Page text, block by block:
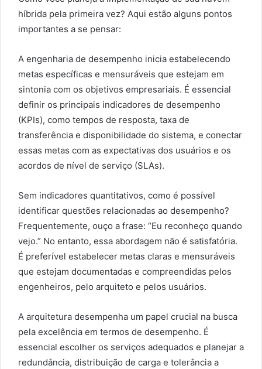
híbrida pela primeira vez? Aqui estão alguns pontos
importantes a se pensar:
A engenharia de desempenho inicia estabelecendo
metas específicas e mensuráveis que estejam em
sintonia com os objetivos empresariais. É essencial
definir os principais indicadores de desempenho
(KPIs), como tempos de resposta, taxa de
transferência e disponibilidade do sistema, e conectar
essas metas com as expectativas dos usuários e os
acordos de nível de serviço (SLAs).
Sem indicadores quantitativos, como é possível
identificar questões relacionadas ao desempenho?
Frequentemente, ouço a frase: “Eu reconheço quando
vejo.” No entanto, essa abordagem não é satisfatória.
É preferível estabelecer metas claras e mensuráveis
que estejam documentadas e compreendidas pelos
engenheiros, pelo arquiteto e pelos usuários.
A arquitetura desempenha um papel crucial na busca
pela excelência em termos de desempenho. É
essencial escolher os serviços adequados e planejar a
redundância, distribuição de carga e tolerância a